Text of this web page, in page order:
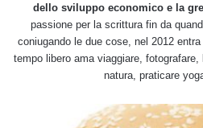
dello sviluppo economico e la
passione per la scrittura fin da
coniugando le due cose, nel 2012
tempo libero ama viaggiare,
natura, praticare